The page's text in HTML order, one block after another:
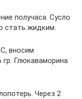
получаса. Сусло
стать жидким.
вносим
гр. Глюкаваморина
Через 2